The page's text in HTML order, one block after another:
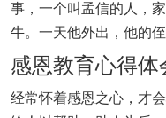
事，一个叫孟信的人，
牛。一天他外出，他的
感恩教育心得体
经常怀着感恩之心，才